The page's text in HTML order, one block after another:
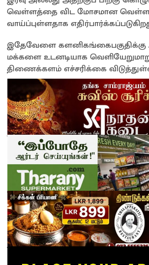
வெள்ளத்தை விட மோசமான
வாய்ப்புள்ளதாக
இதேவேளை
மக்களை உடனடியாக
திணைக்களம் எச்சரிக்கை